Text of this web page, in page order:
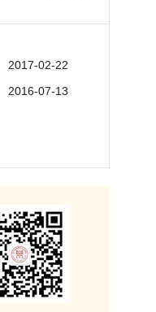
2017-02-22
2016-07-13